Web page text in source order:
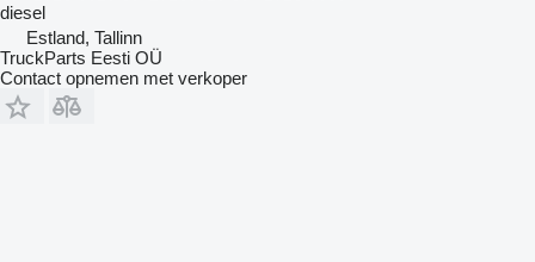
diesel
Estland, Tallinn
TruckParts Eesti OÜ
Contact opnemen met verkoper